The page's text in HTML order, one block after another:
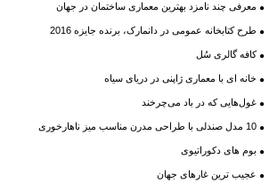
معرفی چند نامزد بهترین معماری ساختمان در جهان
طرح کتابخانه عمومی در دانمارک، برنده جایزه 2016
کافه گالری سُل
خانه ای با معماری ژاپنی در دریای سیاه
غول‌هایی که در باد می‌چرخند
10 مدل صندلی با طراحی مدرن مناسب میز ناهارخوری
بوم های دکوراتیوی
عجیب‌ ترین غارهای جهان